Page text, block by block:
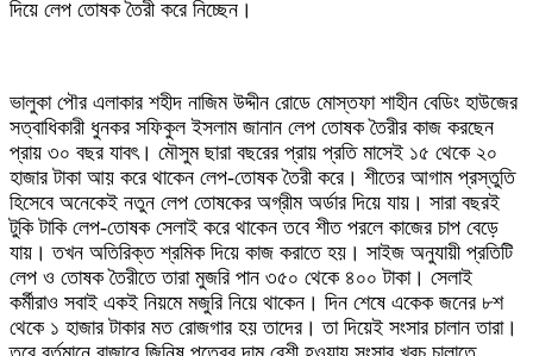
দিয়ে লেপ তোষক তৈরী করে নিচ্ছেন।
ভালুকা পৌর এলাকার শহীদ নাজিম উদ্দীন রোডে মোস্তফা শাহীন বেডিং হাউজের
সত্বাধিকারী ধুনকর সফিকুল ইসলাম জানান লেপ তোষক তৈরীর কাজ করছেন
প্রায় ৩০ বছর যাবৎ। মৌসুম ছারা বছরের প্রায় প্রতি মাসেই ১৫ থেকে ২০
হাজার টাকা আয় করে থাকেন লেপ-তোষক তৈরী করে। শীতের আগাম প্রস্তুতি
হিসেবে অনেকেই নতুন লেপ তোষকের অগ্রীম অর্ডার দিয়ে যায়। সারা বছরই
টুকি টাকি লেপ-তোষক সেলাই করে থাকেন তবে শীত পরলে কাজের চাপ বেড়ে
যায়। তখন অতিরিক্ত শ্রমিক দিয়ে কাজ করাতে হয়। সাইজ অনুযায়ী প্রতিটি
লেপ ও তোষক তৈরীতে তারা মুজরি পান ৩৫০ থেকে ৪০০ টাকা। সেলাই
কর্মীরাও সবাই একই নিয়মে মজুরি নিয়ে থাকেন। দিন শেষে একেক জনের ৮শ
থেকে ১ হাজার টাকার মত রোজগার হয় তাদের। তা দিয়েই সংসার চালান তারা।